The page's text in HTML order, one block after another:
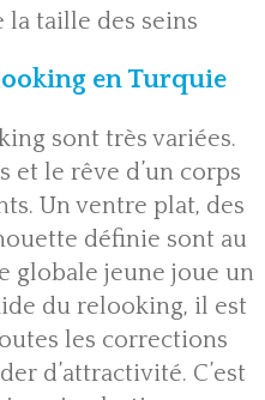
la taille des seins
en Turquie
sont très variées.
et le rêve d’un corps
Un ventre plat, des
définie sont au
globale jeune joue un
du relooking, il est
les corrections
d’attractivité. C’est